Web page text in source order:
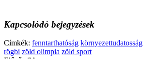
Kapcsolódó bejegyzések
Címkék: fenntarthatóság környezettudatosság
rögbi zöld olimpia zöld sport